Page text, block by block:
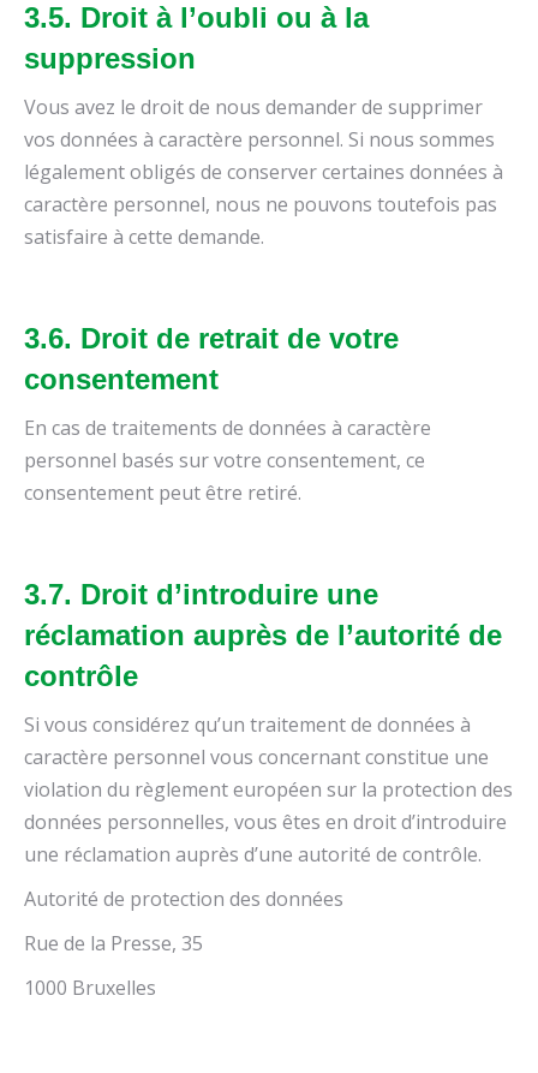
3.5. Droit à l’oubli ou à la
suppression
Vous avez le droit de nous demander de supprimer
vos données à caractère personnel. Si nous sommes
légalement obligés de conserver certaines données à
caractère personnel, nous ne pouvons toutefois pas
satisfaire à cette demande.
3.6. Droit de retrait de votre
consentement
En cas de traitements de données à caractère
personnel basés sur votre consentement, ce
consentement peut être retiré.
3.7. Droit d’introduire une
réclamation auprès de l’autorité de
contrôle
Si vous considérez qu’un traitement de données à
caractère personnel vous concernant constitue une
violation du règlement européen sur la protection des
données personnelles, vous êtes en droit d’introduire
une réclamation auprès d’une autorité de contrôle.
Autorité de protection des données
Rue de la Presse, 35
1000 Bruxelles